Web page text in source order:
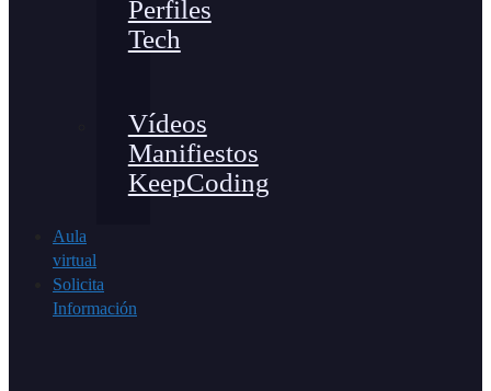
Perfiles
Tech
Vídeos
Manifiestos
KeepCoding
Aula
virtual
Solicita
Información